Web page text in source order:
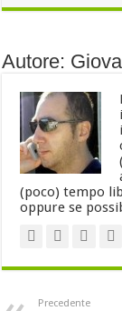
Autore:
(poco) tempo
oppure se
Precedente